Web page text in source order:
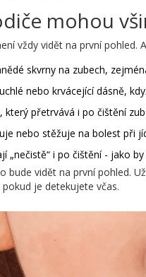
mohou
vždy vidět na první
skvrny na zubech,
nebo krvácející dásně,
který přetrvává i po čištění
nebo stěžuje na bolest při
„nečistě“ i po čištění - jako
bude vidět na první pohled.
je detekujete včas.